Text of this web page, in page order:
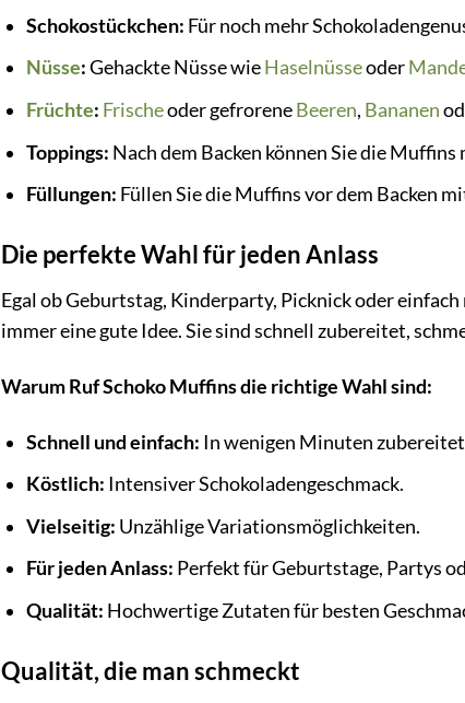
Schokostückchen: Für noch mehr
Nüsse:Gehackte Nüsse wieHaselnüsseoder
Früchte: Frischeoder gefroreneBeeren, Bananen
Toppings: Nach dem Backen können Sie die Muffins
Füllungen: Füllen Sie die Muffins vor dem Backen
Die perfekte Wahl für jeden Anlass
Egal ob Geburtstag, Kinderparty, Picknick oder
immer eine gute Idee. Sie sind schnell zubereitet,
Warum Ruf Schoko Muffins die richtige Wahl sind:
Schnell und einfach: In wenigen Minuten
Köstlich: Intensiver Schokoladengeschmack.
Vielseitig: Unzählige Variationsmöglichkeiten.
Für jeden Anlass: Perfekt für Geburtstage, Partys
Qualität: Hochwertige Zutaten für besten
Qualität, die man schmeckt